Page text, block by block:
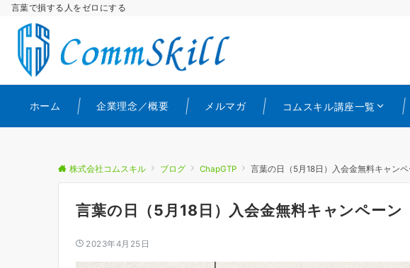
言葉で損する人をゼロにする
ホーム 企業理念／概要 メルマガ コムスキル講座一覧
株式会社コムスキル ブログ ChapGTP 言葉の日（5月18日）入会金無料キャン
言葉の日（5月18日）入会金無料キャンペーン
2023年4月25日